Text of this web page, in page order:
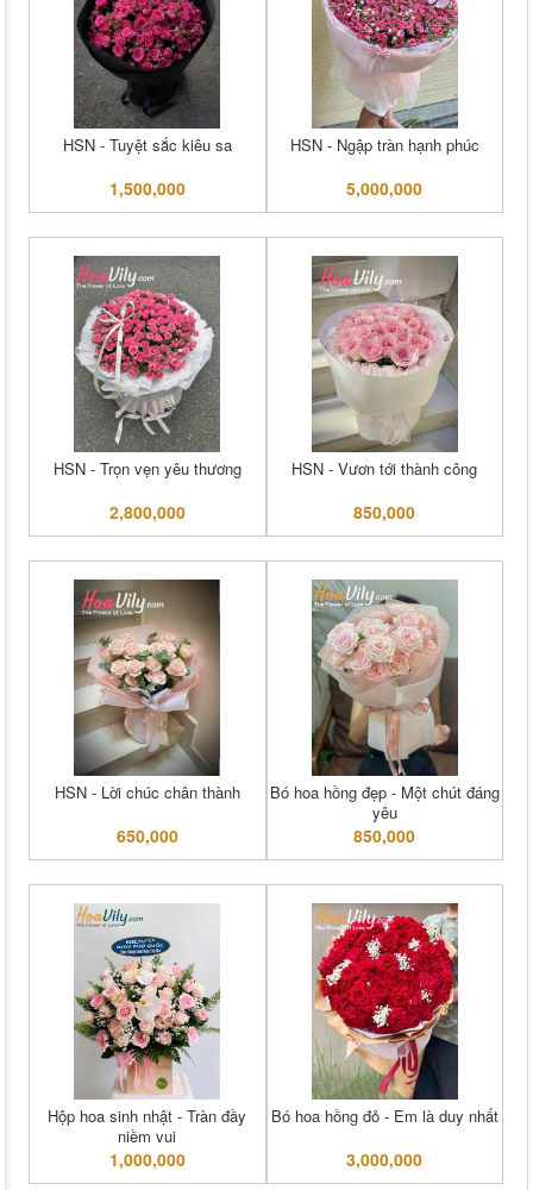
HSN - Tuyệt sắc kiêu sa
1,500,000
HSN - Ngập tràn hạnh phúc
5,000,000
HSN - Trọn vẹn yêu thương
2,800,000
HSN - Vươn tới thành công
850,000
HSN - Lời chúc chân thành
650,000
Bó hoa hồng đẹp - Một chút đáng
yêu
850,000
Hộp hoa sinh nhật - Tràn đầy
niềm vui
1,000,000
Bó hoa hồng đỏ - Em là duy nhất
3,000,000